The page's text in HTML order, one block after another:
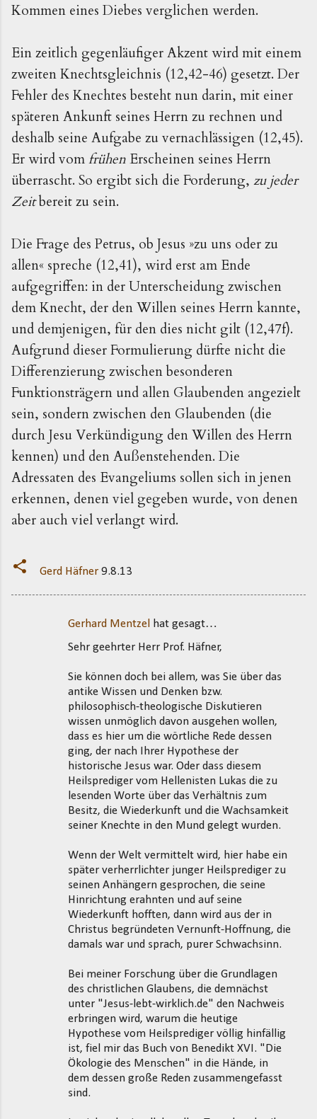
Kommen eines Diebes verglichen werden.
Ein zeitlich gegenläufiger Akzent wird mit einem
zweiten Knechtsgleichnis (12,42-46) gesetzt. Der
Fehler des Knechtes besteht nun darin, mit einer
späteren Ankunft seines Herrn zu rechnen und
deshalb seine Aufgabe zu vernachlässigen (12,45).
Er wird vomfrühenErscheinen seines Herrn
überrascht. So ergibt sich die Forderung, zu jeder
Zeitbereit zu sein.
Die Frage des Petrus, ob Jesus »zu uns oder zu
allen« spreche (12,41), wird erst am Ende
aufgegriffen: in der Unterscheidung zwischen
dem Knecht, der den Willen seines Herrn kannte,
und demjenigen, für den dies nicht gilt (12,47f).
Aufgrund dieser Formulierung dürfte nicht die
Differenzierung zwischen besonderen
Funktionsträgern und allen Glaubenden angezielt
sein, sondern zwischen den Glaubenden (die
durch Jesu Verkündigung den Willen des Herrn
kennen) und den Außenstehenden. Die
Adressaten des Evangeliums sollen sich in jenen
erkennen, denen viel gegeben wurde, von denen
aber auch viel verlangt wird.
Gerd Häfner 9.8.13
Gerhard Mentzel
hat gesagt…
Sehr geehrter Herr Prof. Häfner,
Sie können doch bei allem, was Sie über das
antike Wissen und Denken bzw.
philosophisch-theologische Diskutieren
wissen unmöglich davon ausgehen wollen,
dass es hier um die wörtliche Rede dessen
ging, der nach Ihrer Hypothese der
historische Jesus war. Oder dass diesem
Heilsprediger vom Hellenisten Lukas die zu
lesenden Worte über das Verhältnis zum
Besitz, die Wiederkunft und die Wachsamkeit
seiner Knechte in den Mund gelegt wurden.
Wenn der Welt vermittelt wird, hier habe ein
später verherrlichter junger Heilsprediger zu
seinen Anhängern gesprochen, die seine
Hinrichtung erahnten und auf seine
Wiederkunft hofften, dann wird aus der in
Christus begründeten Vernunft-Hoffnung, die
damals war und sprach, purer Schwachsinn.
Bei meiner Forschung über die Grundlagen
des christlichen Glaubens, die demnächst
unter "Jesus-lebt-wirklich.de" den Nachweis
erbringen wird, warum die heutige
Hypothese vom Heilsprediger völlig hinfällig
ist, fiel mir das Buch von Benedikt XVI. "Die
Ökologie des Menschen" in die Hände, in
dem dessen große Reden zusammengefasst
sind.